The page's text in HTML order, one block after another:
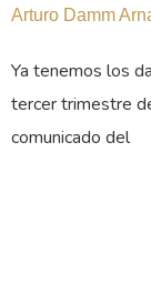
Arturo Damm
Ya tenemos los
tercer trimestre
comunicado del